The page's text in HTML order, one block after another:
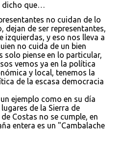
dicho que…
no cuidan de lo
dejan de ser representantes,
izquierdas, y eso nos lleva a
no cuida de un bien
solo piense en lo particular,
vemos ya en la política
y local, tenemos la
de la escasa democracia
ejemplo como en su día
de la Sierra de
Costas no se cumple, en
entera es un "Cambalache